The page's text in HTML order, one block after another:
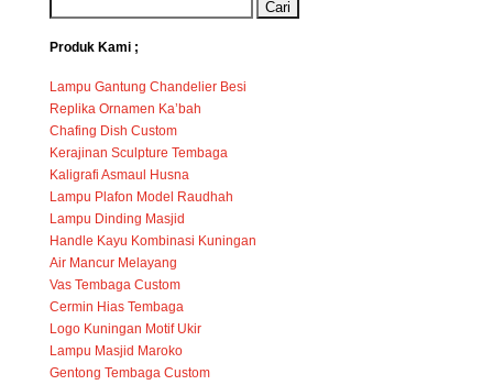
Produk Kami ;
Lampu Gantung Chandelier Besi
Replika Ornamen Ka’bah
Chafing Dish Custom
Kerajinan Sculpture Tembaga
Kaligrafi Asmaul Husna
Lampu Plafon Model Raudhah
Lampu Dinding Masjid
Handle Kayu Kombinasi Kuningan
Air Mancur Melayang
Vas Tembaga Custom
Cermin Hias Tembaga
Logo Kuningan Motif Ukir
Lampu Masjid Maroko
Gentong Tembaga Custom